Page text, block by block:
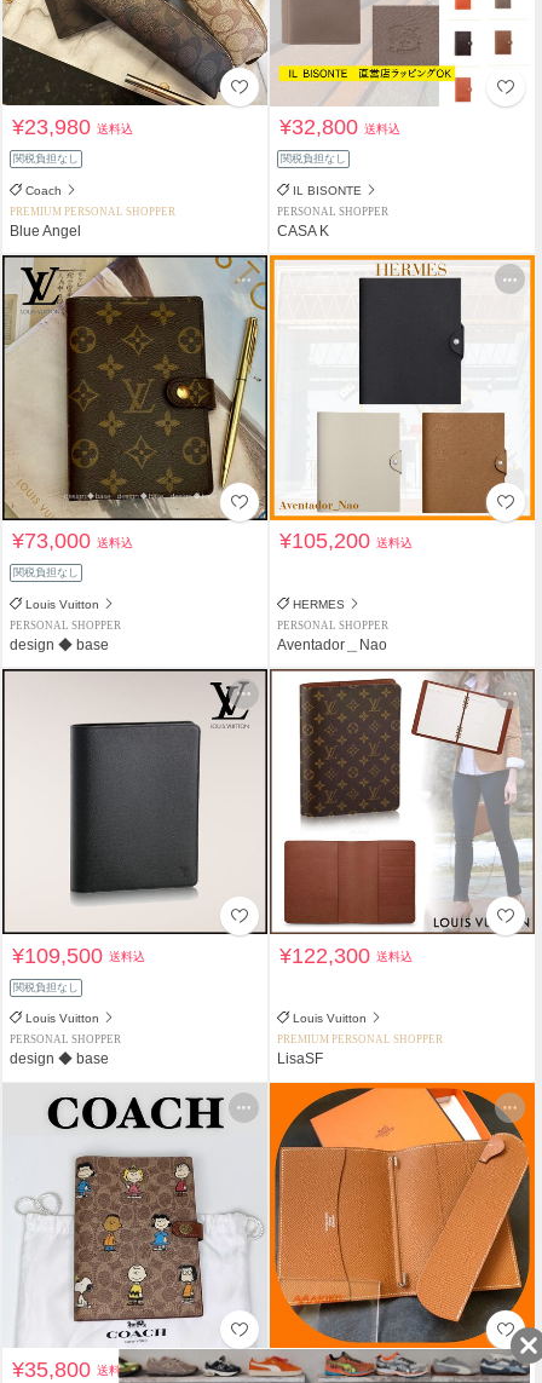
¥23,980送料込
関税負担なし
Coach
PREMIUM PERSONAL SHOPPER
Blue Angel
¥32,800送料込
関税負担なし
IL BISONTE
PERSONAL SHOPPER
CASA K
¥73,000送料込
関税負担なし
Louis Vuitton
PERSONAL SHOPPER
design ◆ base
¥105,200送料込
HERMES
PERSONAL SHOPPER
Aventador＿Nao
¥109,500送料込
関税負担なし
Louis Vuitton
PERSONAL SHOPPER
design ◆ base
¥122,300送料込
Louis Vuitton
PREMIUM PERSONAL SHOPPER
LisaSF
¥35,800送料込 ¥62,800+送料着払